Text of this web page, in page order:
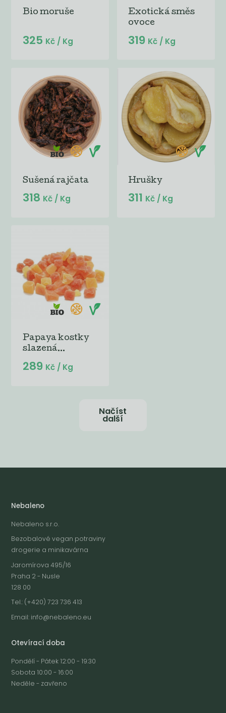
Bio moruše
325 Kč / Kg
Exotická směs
ovoce
319 Kč / Kg
Sušená rajčata
318 Kč / Kg
Hrušky
311 Kč / Kg
Papaya kostky
slazená...
289 Kč / Kg
Načíst
další
Nebaleno
Nebaleno s.r.o.
Bezobalové vegan potraviny
drogerie a minikavárna
Jaromírova 495/16
Praha 2 - Nusle
128 00
Tel.: (+420) 723 736 413
Email: info@nebaleno.eu
Otevírací doba
Pondělí - Pátek 12:00 - 19:30
Sobota 10:00 - 16:00
Neděle - zavřeno